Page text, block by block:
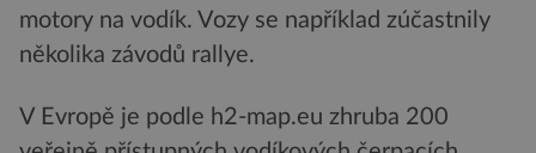
motory na vodík. Vozy se například zúčastnily
několika závodů rallye.
V Evropě je podle h2-map.eu zhruba 200